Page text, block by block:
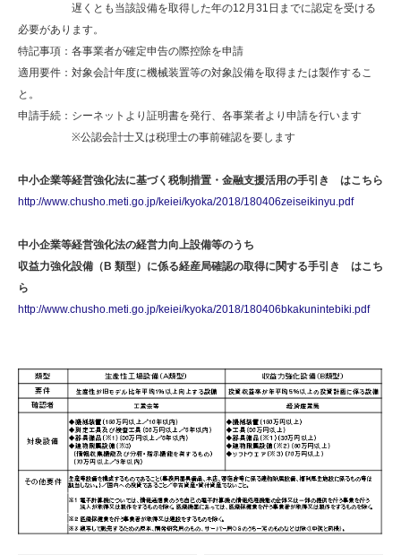
遅くとも当該設備を取得した年の12月31日までに認定を受ける
必要があります。
特記事項：各事業者が確定申告の際控除を申請
適用要件：対象会計年度に機械装置等の対象設備を取得または製作するこ
と。
申請手続：シーネットより証明書を発行、各事業者より申請を行います
※公認会計士又は税理士の事前確認を要します
中小企業等経営強化法に基づく税制措置・金融支援活用の手引き はこちら
http://www.chusho.meti.go.jp/keiei/kyoka/2018/180406zeiseikinyu.pdf
中小企業等経営強化法の経営力向上設備等のうち
収益力強化設備（B 類型）に係る経産局確認の取得に関する手引き はこち
ら
http://www.chusho.meti.go.jp/keiei/kyoka/2018/180406bkakunintebiki.pdf